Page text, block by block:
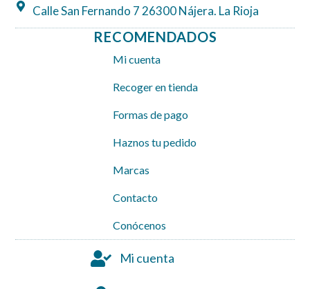
Calle San Fernando 7 26300 Nájera. La Rioja
RECOMENDADOS
Mi cuenta
Recoger en tienda
Formas de pago
Haznos tu pedido
Marcas
Contacto
Conócenos
Mi cuenta